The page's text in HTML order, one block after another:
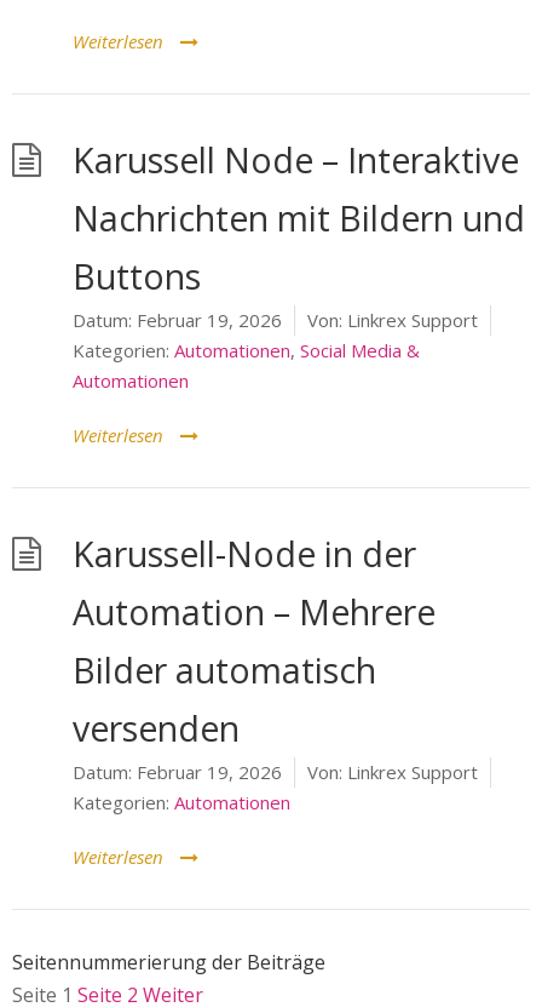
Weiterlesen
Karussell Node – Interaktive
Nachrichten mit Bildern und
Buttons
Datum: Februar 19, 2026 Von: Linkrex Support
Kategorien: Automationen, Social Media &
Automationen
Weiterlesen
Karussell-Node in der
Automation – Mehrere
Bilder automatisch
versenden
Datum: Februar 19, 2026 Von: Linkrex Support
Kategorien: Automationen
Weiterlesen
Seitennummerierung der Beiträge
Seite 1 Seite 2 Weiter